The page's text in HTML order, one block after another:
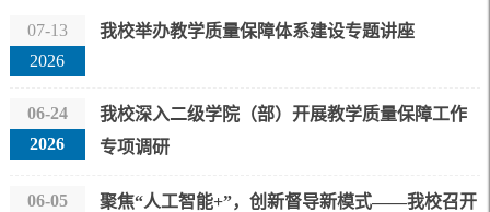
07-13
2026
我校举办教学质量保障体系建设专题讲座
06-24
2026
我校深入二级学院（部）开展教学质量保障工作
专项调研
06-05
聚焦“人工智能+”，创新督导新模式——我校召开